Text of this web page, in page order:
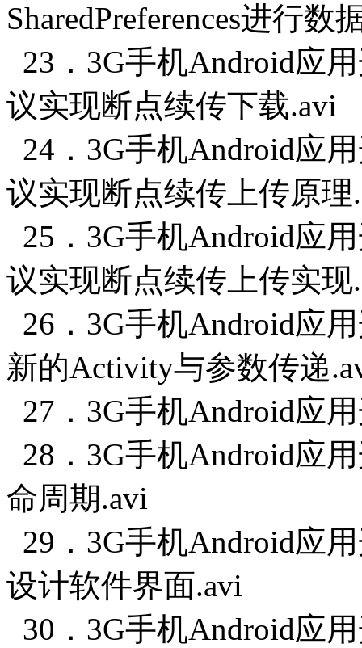
SharedPreferences进行数
23．3G手机Android应
议实现断点续传下载.avi
24．3G手机Android应
议实现断点续传上传原理
25．3G手机Android应
议实现断点续传上传实现
26．3G手机Android应
新的Activity与参数传递
27．3G手机Android应
28．3G手机Android应
命周期.avi
29．3G手机Android应
设计软件界面.avi
30．3G手机Android应